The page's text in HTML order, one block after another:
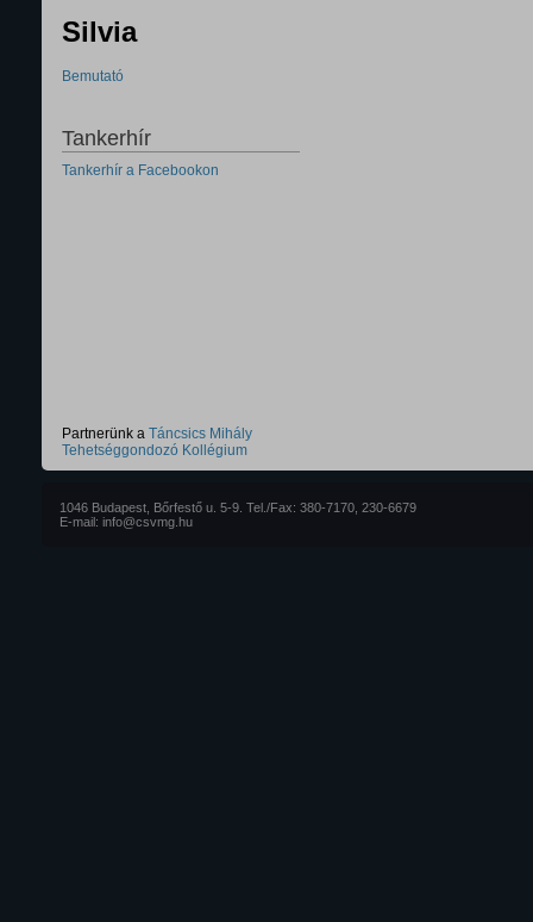
Silvia
Bemutató
Tankerhír
Tankerhír a Facebookon
Partnerünk a Táncsics Mihály
Tehetséggondozó Kollégium
1046 Budapest, Bőrfestő u. 5-9. Tel./Fax: 380-7170, 230-6679
E-mail: info@csvmg.hu